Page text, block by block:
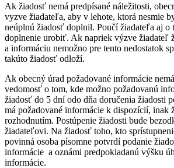
Ak žiadosť nemá predpísané náležitosti,
vyzve žiadateľa, aby v lehote, ktorá nesmie
neúplnú žiadosť doplnil. Poučí žiadateľa aj o
doplnenie urobiť. Ak napriek výzve žiadateľ
a informáciu nemožno pre tento nedostatok
takúto žiadosť odloží.
Ak obecný úrad požadované informácie
vedomosť o tom, kde možno požadovanú
žiadosť do 5 dní odo dňa doručenia žiadosti
má požadované informácie k dispozícií, inak
rozhodnutím. Postúpenie žiadosti bude
žiadateľovi. Na žiadosť toho, kto
povinná osoba písomne potvrdí podanie
informácie a oznámi predpokladanú výšku
informácie.